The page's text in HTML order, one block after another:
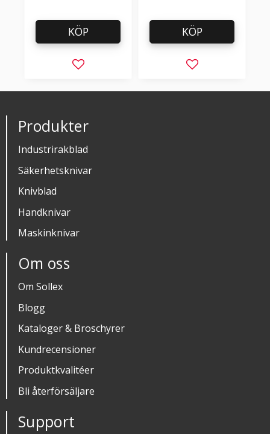
Lägg till i favoriter
KÖP
Lägg till i
KÖP
Produkter
Industrirakblad
Säkerhetsknivar
Knivblad
Handknivar
Maskinknivar
Om oss
Om Sollex
Blogg
Kataloger & Broschyrer
Kundrecensioner
Produktkvalitéer
Bli återförsäljare
Support